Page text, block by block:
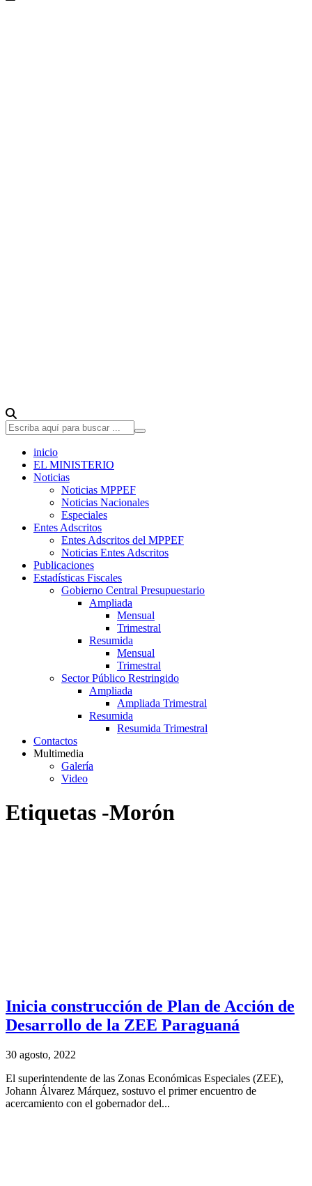
inicio
EL MINISTERIO
Noticias
Noticias MPPEF
Noticias Nacionales
Especiales
Entes Adscritos
Entes Adscritos del MPPEF
Noticias Entes Adscritos
Publicaciones
Estadísticas Fiscales
Gobierno Central Presupuestario
Ampliada
Mensual
Trimestral
Resumida
Mensual
Trimestral
Sector Público Restringido
Ampliada
Ampliada Trimestral
Resumida
Resumida Trimestral
Contactos
Multimedia
Galería
Video
Etiquetas -Morón
Inicia construcción de Plan de Acción de
Desarrollo de la ZEE Paraguaná
30 agosto, 2022
El superintendente de las Zonas Económicas Especiales (ZEE),
Johann Álvarez Márquez, sostuvo el primer encuentro de
acercamiento con el gobernador del...